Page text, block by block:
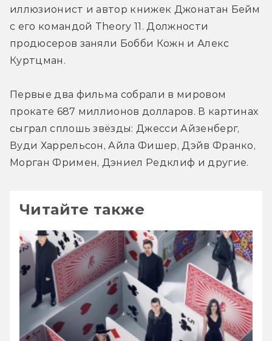
иллюзионист и автор книжек Джонатан Бейм
с его командой Theory 11. Должности
продюсеров заняли Бобби Кожн и Алекс
Куртцман.
Первые два фильма собрали в мировом
прокате 687 миллионов долларов. В картинах
сыграл сплошь звёзды: Джесси Айзенберг,
Вуди Харрельсон, Айла Фишер, Дэйв Франко,
Морган Фримен, Дэниел Редклиф и другие.
Читайте также